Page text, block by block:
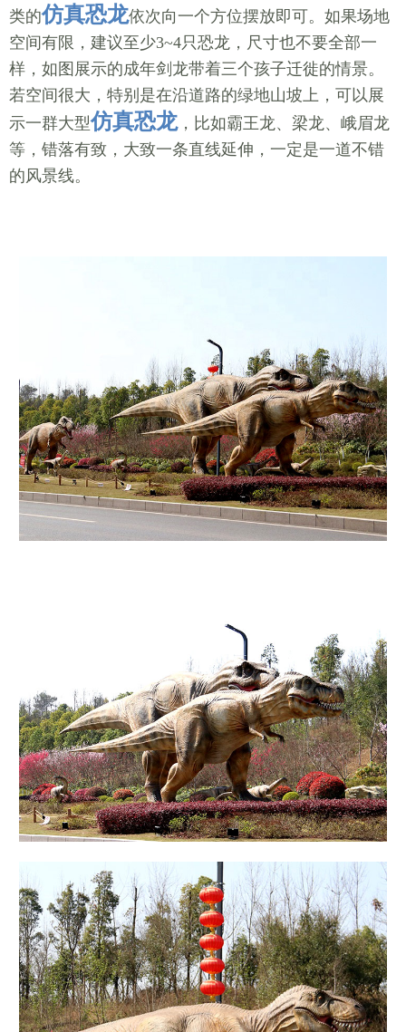
类的仿真恐龙依次向一个方位摆放即可。如果场地
空间有限，建议至少3~4只恐龙，尺寸也不要全部一
样，如图展示的成年剑龙带着三个孩子迁徙的情景。
若空间很大，特别是在沿道路的绿地山坡上，可以展
示一群大型仿真恐龙，比如霸王龙、梁龙、峨眉龙
等，错落有致，大致一条直线延伸，一定是一道不错
的风景线。